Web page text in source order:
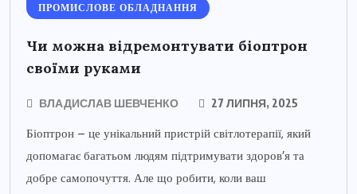
ПРОМИСЛОВЕ ОБЛАДНАННЯ
Чи можна відремонтувати біоптрон
своїми руками
ВЛАДИСЛАВ ШЕВЧЕНКО 27 ЛИПНЯ, 2025
Біоптрон – це унікальний пристрій світлотерапії, який
допомагає багатьом людям підтримувати здоров’я та
добре самопочуття. Але що робити, коли ваш